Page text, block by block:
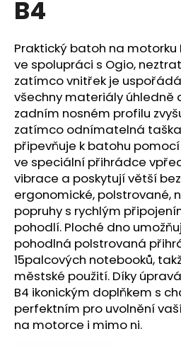
B4
Praktický batoh na motorku
ve spolupráci s Ogio,
zatímco vnitřek je
všechny materiály úhledně
zadním nosném profilu
zatímco odnímatelná
připevňuje k batohu
ve speciální přihrádce
vibrace a poskytují větší
ergonomické, polstrované,
popruhy s rychlým
pohodlí. Ploché dno
pohodlná polstrovaná
15palcových notebooků,
městské použití. Díky
B4 ikonickým doplňkem s
perfektním pro uvolnění
na motorce i mimo ni.
a
í
t
?
HLEDAT
D
o
p
o
r
u
č
u